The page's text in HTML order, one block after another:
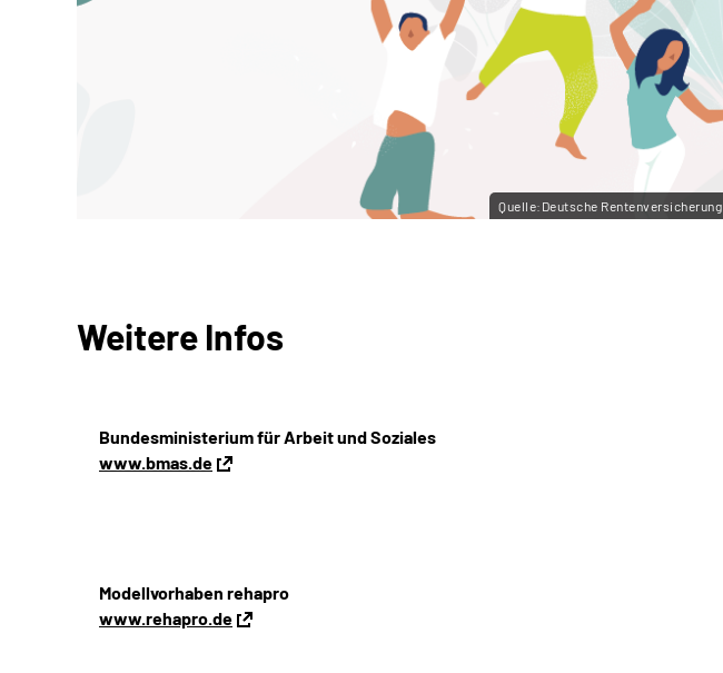
Quelle:Deutsche Rentenversicherung
Weitere Infos
Bundesministerium für Arbeit und Soziales
www.bmas.de
Modellvorhaben rehapro
www.rehapro.de